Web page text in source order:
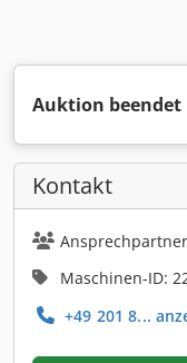
Auktion beendet
Kontakt
Maschinen-ID:
+49 201 8...